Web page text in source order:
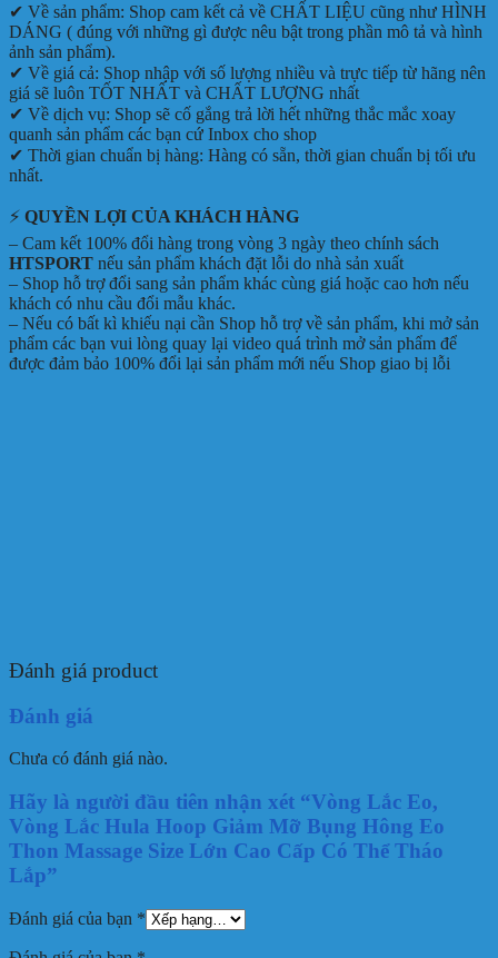
✔ Về sản phẩm: Shop cam kết cả về CHẤT LIỆU cũng như HÌNH
DÁNG ( đúng với những gì được nêu bật trong phần mô tả và hình
ảnh sản phẩm).
✔ Về giá cả: Shop nhập với số lượng nhiều và trực tiếp từ hãng nên
giá sẽ luôn TỐT NHẤT và CHẤT LƯỢNG nhất
✔ Về dịch vụ: Shop sẽ cố gắng trả lời hết những thắc mắc xoay
quanh sản phẩm các bạn cứ Inbox cho shop
✔ Thời gian chuẩn bị hàng: Hàng có sẵn, thời gian chuẩn bị tối ưu
nhất.
⚡ QUYỀN LỢI CỦA KHÁCH HÀNG
– Cam kết 100% đổi hàng trong vòng 3 ngày theo chính sách
HTSPORT nếu sản phẩm khách đặt lỗi do nhà sản xuất
– Shop hỗ trợ đổi sang sản phẩm khác cùng giá hoặc cao hơn nếu
khách có nhu cầu đổi mẫu khác.
– Nếu có bất kì khiếu nại cần Shop hỗ trợ về sản phẩm, khi mở sản
phẩm các bạn vui lòng quay lại video quá trình mở sản phẩm để
được đảm bảo 100% đổi lại sản phẩm mới nếu Shop giao bị lỗi
Đánh giá product
Đánh giá
Chưa có đánh giá nào.
Hãy là người đầu tiên nhận xét “Vòng Lắc Eo,
Vòng Lắc Hula Hoop Giảm Mỡ Bụng Hông Eo
Thon Massage Size Lớn Cao Cấp Có Thể Tháo
Lắp”
Đánh giá của bạn *